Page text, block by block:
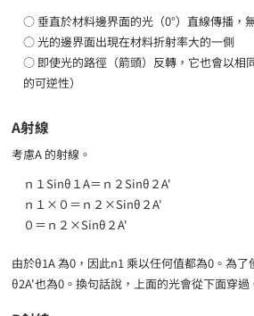
○ 垂直於材料邊界面的光（0°）直線傳播，
○ 光的邊界面出現在材料折射率大的一側
○ 即使光的路徑（箭頭）反轉，它也會以相
的可逆性）
A射線
考慮A 的射線。
ｎ１Sinθ１A＝ｎ２Sinθ２A'
ｎ１×０＝ｎ２×Sinθ２A'
０＝ｎ２×Sinθ２A'
由於θ1A 為0，因此n1 乘以任何值都為0。為
θ2A'也為0。換句話說，上面的光會從下面穿過